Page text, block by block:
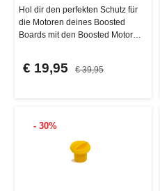
Hol dir den perfekten Schutz für
die Motoren deines Boosted
Boards mit den Boosted Motor
€ 19,95 € 39,95
- 30%